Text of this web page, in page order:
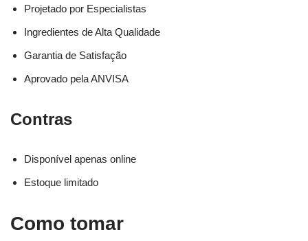
Projetado por Especialistas
Ingredientes de Alta Qualidade
Garantia de Satisfação
Aprovado pela ANVISA
Contras
Disponível apenas online
Estoque limitado
Como tomar